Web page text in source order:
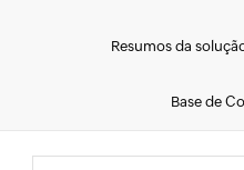
Resumos da
Base de